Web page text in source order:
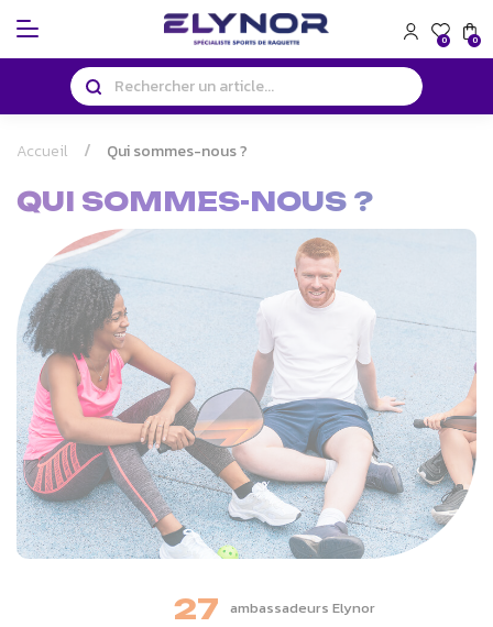
Panneau de gestion des cookies
0 0
Accueil Qui sommes-nous ?
QUI SOMMES-NOUS ?
27 ambassadeurs Elynor